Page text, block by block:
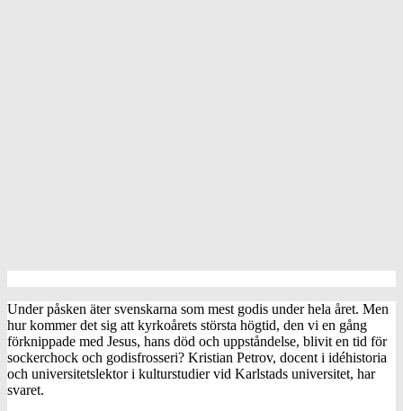
Under påsken äter svenskarna som mest godis under hela året. Men
hur kommer det sig att kyrkoårets största högtid, den vi en gång
förknippade med Jesus, hans död och uppståndelse, blivit en tid för
sockerchock och godisfrosseri? Kristian Petrov, docent i idéhistoria
och universitetslektor i kulturstudier vid Karlstads universitet, har
svaret.